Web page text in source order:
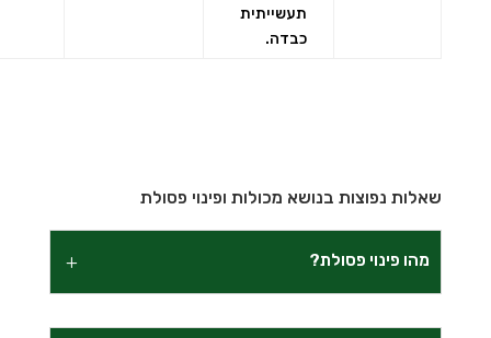
תעשייתית
כבדה.
שאלות נפוצות בנושא מכולות ופינוי פסולת
מהו פינוי פסולת?